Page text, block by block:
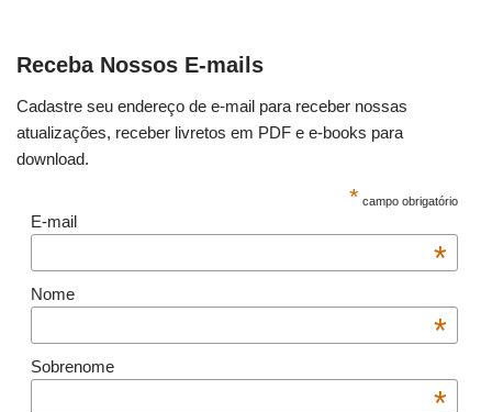
Receba Nossos E-mails
Cadastre seu endereço de e-mail para receber nossas
atualizações, receber livretos em PDF e e-books para
download.
* campo obrigatório
E-mail
*
Nome
*
Sobrenome
*